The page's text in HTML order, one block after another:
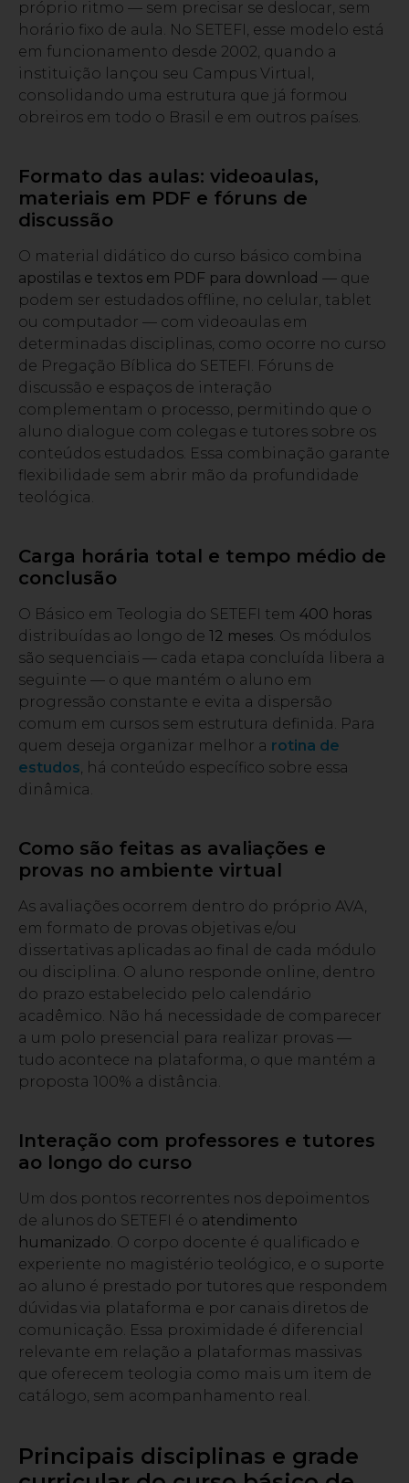
próprio ritmo — sem precisar se deslocar, sem
horário fixo de aula. No SETEFI, esse modelo está
em funcionamento desde 2002, quando a
instituição lançou seu Campus Virtual,
consolidando uma estrutura que já formou
obreiros em todo o Brasil e em outros países.
Formato das aulas: videoaulas,
materiais em PDF e fóruns de
discussão
O material didático do curso básico combina
apostilas e textos em PDF para download — que
podem ser estudados offline, no celular, tablet
ou computador — com videoaulas em
determinadas disciplinas, como ocorre no curso
de Pregação Bíblica do SETEFI. Fóruns de
discussão e espaços de interação
complementam o processo, permitindo que o
aluno dialogue com colegas e tutores sobre os
conteúdos estudados. Essa combinação garante
flexibilidade sem abrir mão da profundidade
teológica.
Carga horária total e tempo médio de
conclusão
O Básico em Teologia do SETEFI tem 400 horas
distribuídas ao longo de 12 meses. Os módulos
são sequenciais — cada etapa concluída libera a
seguinte — o que mantém o aluno em
progressão constante e evita a dispersão
comum em cursos sem estrutura definida. Para
quem deseja organizar melhor a rotina de
estudos, há conteúdo específico sobre essa
dinâmica.
Como são feitas as avaliações e
provas no ambiente virtual
As avaliações ocorrem dentro do próprio AVA,
em formato de provas objetivas e/ou
dissertativas aplicadas ao final de cada módulo
ou disciplina. O aluno responde online, dentro
do prazo estabelecido pelo calendário
acadêmico. Não há necessidade de comparecer
a um polo presencial para realizar provas —
tudo acontece na plataforma, o que mantém a
proposta 100% a distância.
Interação com professores e tutores
ao longo do curso
Um dos pontos recorrentes nos depoimentos
de alunos do SETEFI é o atendimento
humanizado. O corpo docente é qualificado e
experiente no magistério teológico, e o suporte
ao aluno é prestado por tutores que respondem
dúvidas via plataforma e por canais diretos de
comunicação. Essa proximidade é diferencial
relevante em relação a plataformas massivas
que oferecem teologia como mais um item de
catálogo, sem acompanhamento real.
Principais disciplinas e grade